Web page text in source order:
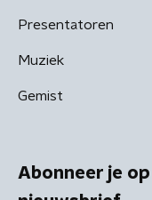
Presentatoren
Muziek
Gemist
Abonneer je